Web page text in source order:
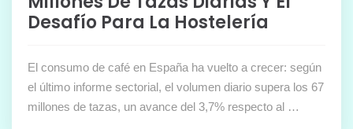
Desafío Para La Hostelería
El consumo de café en España ha vuelto a crecer: según
el último informe sectorial, el volumen diario supera los 67
millones de tazas, un avance del 3,7% respecto al …